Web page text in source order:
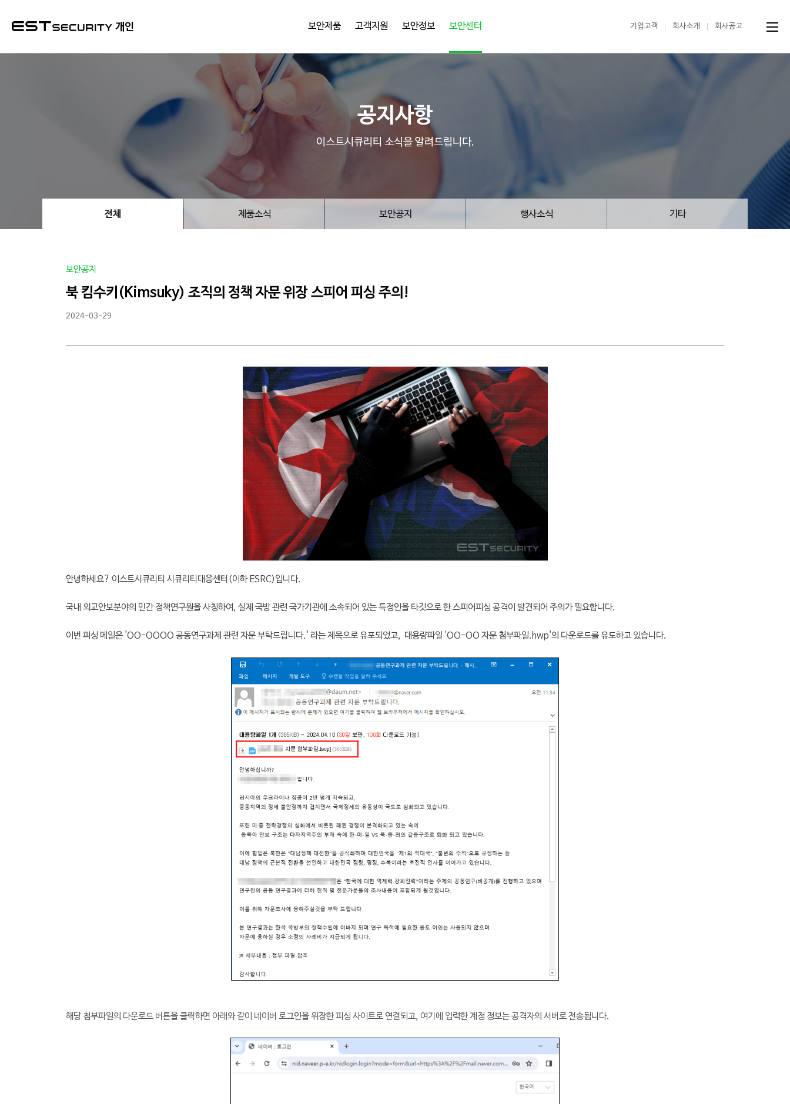
개인 보안제품 고객지원 보안정보 보안센터 기업고객 회사소개 회사공고
공지사항
이스트시큐리티 소식을 알려드립니다.
전체 제품소식 보안공지 행사소식 기타
북 킴수키(Kimsuky) 조직의 정책 자문 위장 스피어 피싱 주의!
보안공지
2024-03-29
안녕하세요? 이스트시큐리티 시큐리티대응센터(이하 ESRC)입니다.
국내 외교안보분야의 민간 정책연구원을 사칭하여, 실제 국방 관련 국가기관에 소속되어 있는 특정인을 타깃으로 한스피어피싱 공격이 발견되어 주의가 필요합니다.
이번 피싱 메일은 'OO-OOOO 공동연구과제 관련 자문 부탁드립니다.' 라는 제목으로 유포되었고, 대용량파일 'OO-OO 자문 첨부파일.hwp'의 다운로드를 유도하고 있습니다.
해당 첨부파일의 다운로드 버튼을 클릭하면 아래와 같이 네이버 로그인을 위장한 피싱 사이트로 연결되고, 여기에 입력한 계정 정보는 공격자의 서버로 전송됩니다.